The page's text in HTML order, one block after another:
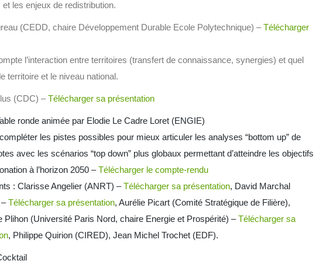
les enjeux de redistribution.
(CEDD, chaire Développement Durable Ecole Polytechnique) –Télécharger
l’interaction entre territoires (transfert de connaissance, synergies) et quel
territoire et le niveau national.
(CDC) –Télécharger sa présentation
ronde animée par Elodie Le Cadre Loret (ENGIE)
les pistes possibles pour mieux articuler les analyses “bottom up” de
avec les scénarios “top down” plus globaux permettant d’atteindre les objectifs
à l’horizon 2050 –Télécharger le compte-rendu
: Clarisse Angelier (ANRT) –Télécharger sa présentation, David Marchal
–Télécharger sa présentation, Aurélie Picart (Comité Stratégique de Filière),
Plihon (Université Paris Nord, chaire Energie et Prospérité) –Télécharger sa
, Philippe Quirion (CIRED), Jean Michel Trochet (EDF).